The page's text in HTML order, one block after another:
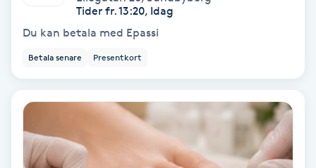
RegndroppsmassageTider fr. 13:20, Idag
Du kan betala med Epassi
Betala senare Presentkort